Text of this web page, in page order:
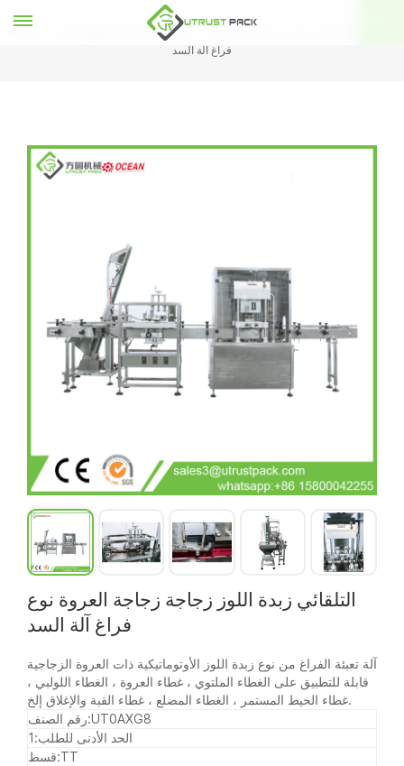
آلة السد الفراغي الأوتوماتيكية
فراغ آلة السد
التلقائي زبدة اللوز زجاجة زجاجة العروة نوع
فراغ آلة السد
آلة تعبئة الفراغ من نوع زبدة اللوز الأوتوماتيكية ذات العروة الزجاجية
قابلة للتطبيق على الغطاء الملتوي ، غطاء العروة ، الغطاء اللولبي ،
غطاء الخيط المستمر ، الغطاء المضلع ، غطاء القبة والإغلاق إلخ.
رقم الصنف:UT0AXG8
الحد الأدنى للطلب:1
قسط:TT